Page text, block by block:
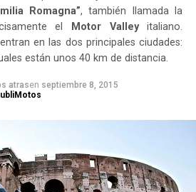
Romagna”, también llamada la
el
Motor Valleyitaliano.
en las dos principales ciudades:
están unos 40 km de distancia.
atrasen septiembre 8, 2015